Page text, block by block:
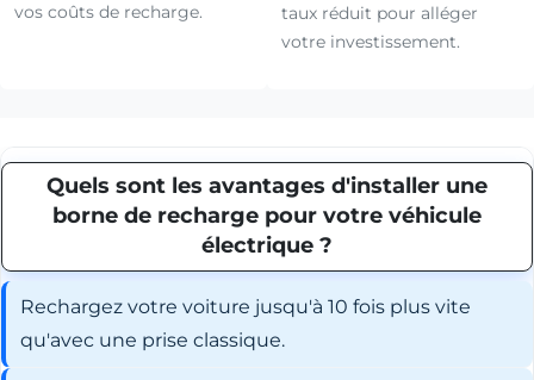
vos coûts de recharge.
taux réduit pour alléger
votre investissement.
Quels sont les avantages d'installer une
borne de recharge pour votre véhicule
électrique ?
Rechargez votre voiture jusqu'à 10 fois plus vite
qu'avec une prise classique.